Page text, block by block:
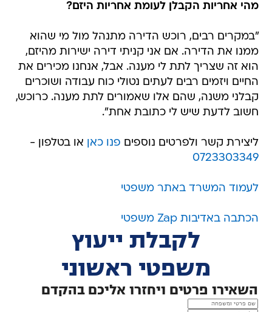
מהי אחריות הקבלן לעומת אחריות היזם?
"במקרים רבים, רוכש הדירה מתנהל מול מי שהוא
ממנו את הדירה. אם אני קניתי דירה ישירות מהיזם,
הוא זה שצריך לתת לי מענה. אבל, אנחנו מכירים את
החיים ויזמים רבים לעתים נטולי כוח עבודה ושוכרים
קבלני משנה, שהם אלו שאמורים לתת מענה. כרוכש,
חשוב לדעת שיש לי כתובת אחת".
ליצירת קשר ולפרטים נוספים פנו כאן או בטלפון -
0723303349
לעמוד המשרד באתר משפטי
הכתבה באדיבות Zap משפטי